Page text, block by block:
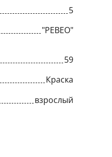
5
"PEBEO"
59
Краска
взрослый